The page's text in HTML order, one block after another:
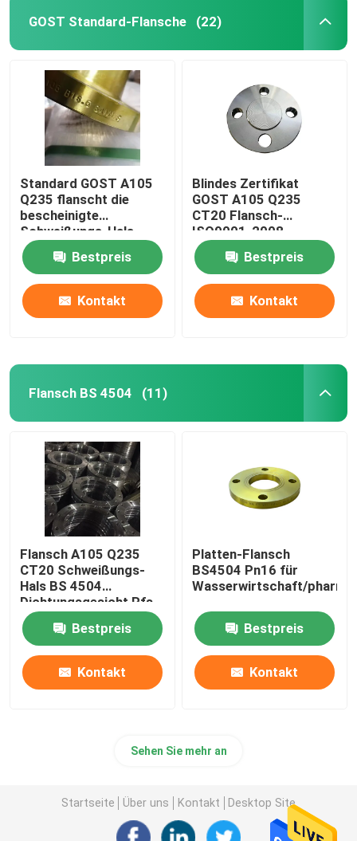
GOST Standard-Flansche (22)
Standard GOST A105
Q235 flanscht die
bescheinigte
Schweißungs-Hals
ISO-CER-ABS
Bestpreis
Kontakt
Blindes Zertifikat
GOST A105 Q235
CT20 Flansch-
ISO9001-2008
Bestpreis
Kontakt
Flansch BS 4504 (11)
Flansch A105 Q235
CT20 Schweißungs-
Hals BS 4504
Dichtungsgesicht Rfs
FF
Bestpreis
Kontakt
Platten-Flansch
BS4504 Pn16 für
Wasserwirtschaft/
Bestpreis
Kontakt
Sehen Sie mehr an
Startseite Über uns Kontakt Desktop Site